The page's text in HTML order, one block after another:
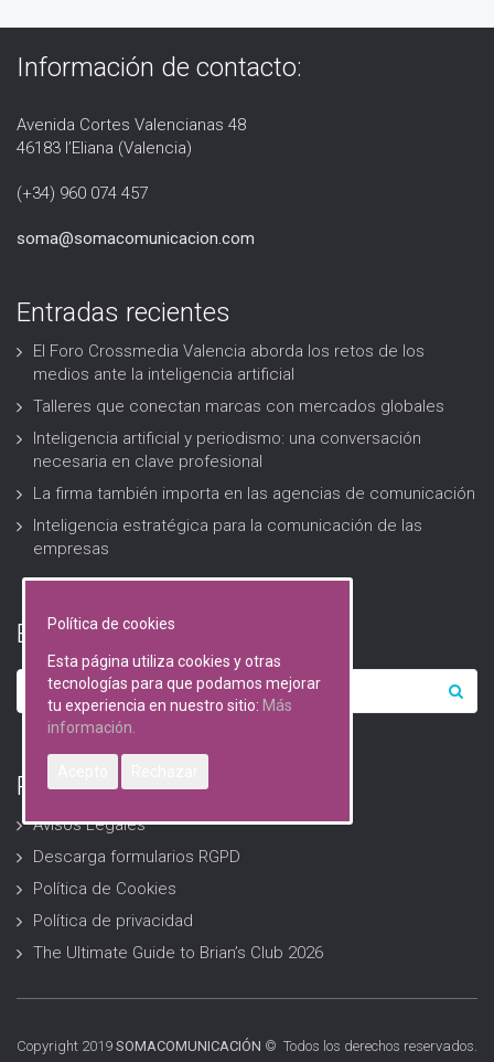
Información de contacto:
Avenida Cortes Valencianas 48
46183 l’Eliana (Valencia)
(+34) 960 074 457
soma@somacomunicacion.com
Entradas recientes
El Foro Crossmedia Valencia aborda los retos de los
medios ante la inteligencia artificial
Talleres que conectan marcas con mercados globales
Inteligencia artificial y periodismo: una conversación
necesaria en clave profesional
La firma también importa en las agencias de comunicación
Inteligencia estratégica para la comunicación de las
empresas
Buscar…
RGPD (Protección de datos)
Avisos Legales
Descarga formularios RGPD
Política de Cookies
Política de privacidad
The Ultimate Guide to Brian’s Club 2026
Copyright 2019 SOMACOMUNICACIÓN © Todos los derechos reservados.
Política de cookies
Esta página utiliza cookies y otras
tecnologías para que podamos mejorar
tu experiencia en nuestro sitio: Más
información.